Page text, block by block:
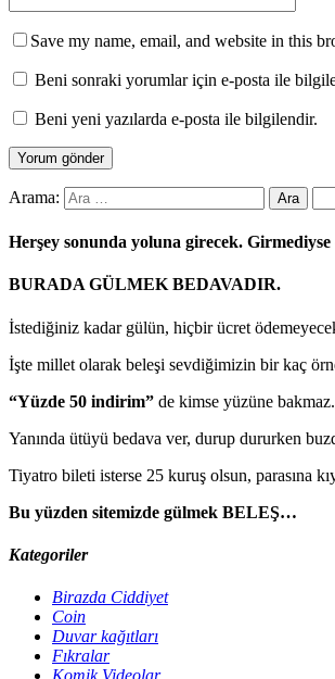
Save my name, email, and website in this
Beni sonraki yorumlar için e-posta ile
Beni yeni yazılarda e-posta ile bilgilendir.
Arama:
Herşey sonunda yoluna girecek.
BURADA GÜLMEK BEDAVADIR.
İstediğiniz kadar gülün, hiçbir ücret
İşte millet olarak beleşi sevdiğimizin bir kaç
“Yüzde 50 indirim” de kimse yüzüne bakmaz.
Yanında ütüyü bedava ver, durup dururken
Tiyatro bileti isterse 25 kuruş olsun, parasına
Bu yüzden sitemizde gülmek BELEŞ…
Kategoriler
Birazda Ciddiyet
Coin
Duvar kağıtları
Fıkralar